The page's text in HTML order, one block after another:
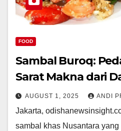
FOOD
Sambal Buroq:
Sarat Makna dari
AUGUST 1, 2025 ANDI
Jakarta,
sambal khas Nusantara